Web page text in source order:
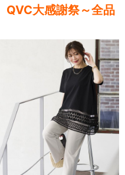
QVC大感謝祭～全品